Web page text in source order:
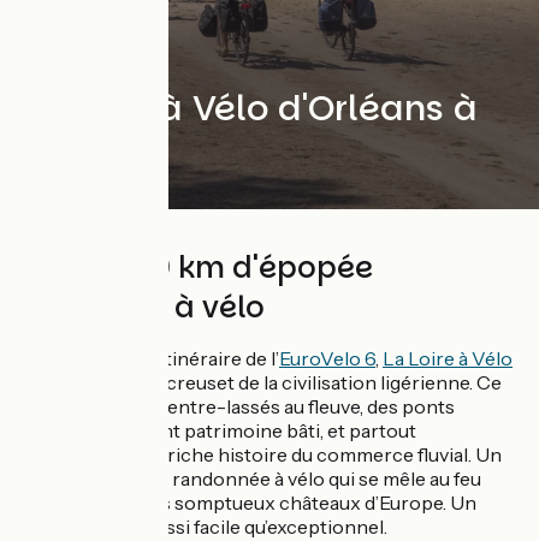
La Loire à Vélo d'Orléans à
Près de 60 km d'épopée
ligérienne à vélo
Commun avec l'itinéraire de l’EuroVelo 6, La Loire à Vélo
chemine dans le creuset de la civilisation ligérienne. Ce
sont des villages entre-lassés au fleuve, des ponts
tendus, un élégant patrimoine bâti, et partout
l’empreinte de la riche histoire du commerce fluvial. Un
paradis pour une randonnée à vélo qui se mêle au feu
d’artifice des plus somptueux châteaux d’Europe. Un
parcours vélo aussi facile qu’exceptionnel.